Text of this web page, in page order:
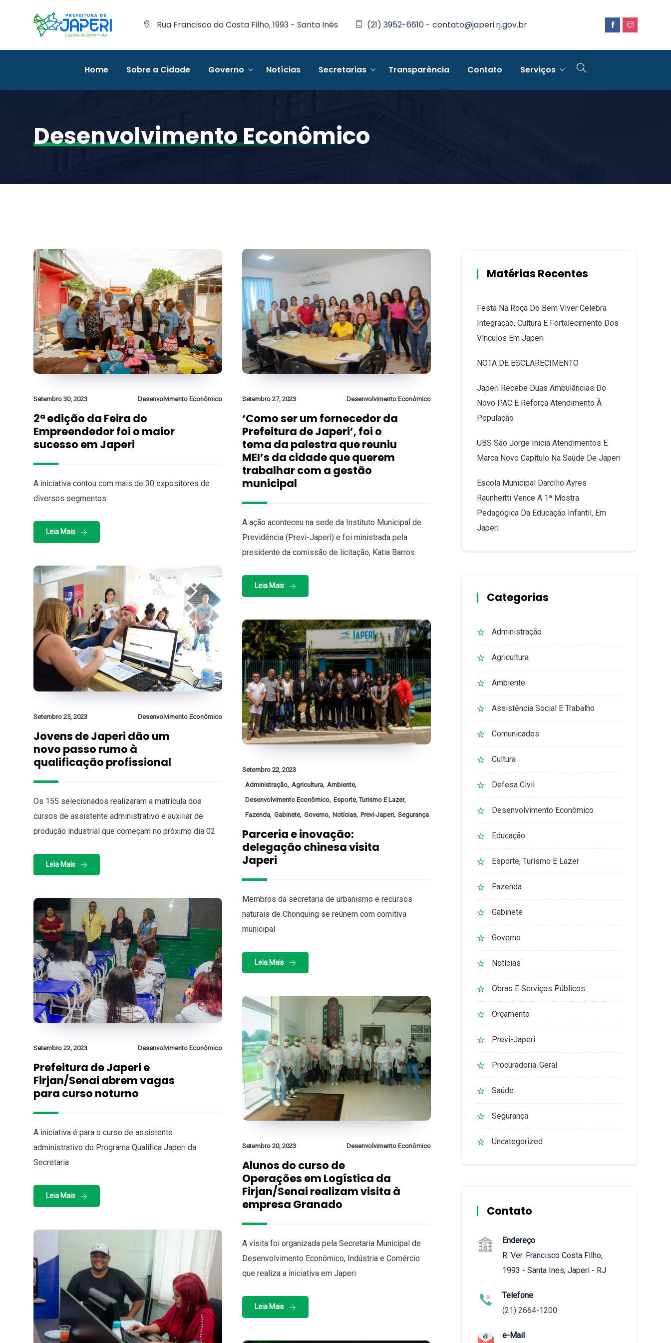
Rua Francisco da Costa Filho, 1993 - Santa Inês (21) 3952-6610 - contato@japeri.rj.gov.br
Home Sobre a Cidade Governo Notícias Secretarias Transparência Contato Serviços
Desenvolvimento Econômico
Setembro 30, 2023 Desenvolvimento Econômico
2ª edição da Feira do
Empreendedor foi o maior
sucesso em Japeri
A iniciativa contou com mais de 30 expositores de
diversos segmentos
Leia Mais
Setembro 27, 2023 Desenvolvimento Econômico
‘Como ser um fornecedor da
Prefeitura de Japeri’, foi o
tema da palestra que reuniu
MEI’s da cidade que querem
trabalhar com a gestão
municipal
A ação aconteceu na sede da Instituto Municipal de
Previdência (Previ-Japeri) e foi ministrada pela
presidente da comissão de licitação, Katia Barros
Leia Mais
Setembro 25, 2023 Desenvolvimento Econômico
Jovens de Japeri dão um
novo passo rumo à
qualificação profissional
Os 155 selecionados realizaram a matrícula dos
cursos de assistente administrativo e auxiliar de
produção industrial que começam no próximo dia 02
Leia Mais
Setembro 22, 2023
Administração, Agricultura, Ambiente,
Desenvolvimento Econômico, Esporte, Turismo E Lazer,
Fazenda, Gabinete, Governo, Notícias, Previ-Japeri, Segurança
Parceria e inovação:
delegação chinesa visita
Japeri
Membros da secretaria de urbanismo e recursos
naturais de Chonquing se reúnem com comitiva
municipal
Leia Mais
Setembro 22, 2023 Desenvolvimento Econômico
Prefeitura de Japeri e
Firjan/Senai abrem vagas
para curso noturno
A iniciativa é para o curso de assistente
administrativo do Programa Qualifica Japeri da
Secretaria
Leia Mais
Setembro 20, 2023 Desenvolvimento Econômico
Alunos do curso de
Operações em Logística da
Firjan/Senai realizam visita à
empresa Granado
A visita foi organizada pela Secretaria Municipal de
Desenvolvimento Econômico, Indústria e Comércio
que realiza a iniciativa em Japeri
Leia Mais
Matérias Recentes
Festa Na Roça Do Bem Viver Celebra
Integração, Cultura E Fortalecimento Dos
Vínculos Em Japeri
NOTA DE ESCLARECIMENTO
Japeri Recebe Duas Ambulâncias Do
Novo PAC E Reforça Atendimento À
População
UBS São Jorge Inicia Atendimentos E
Marca Novo Capítulo Na Saúde De Japeri
Escola Municipal Darcílio Ayres
Raunheitti Vence A 1ª Mostra
Pedagógica Da Educação Infantil, Em
Japeri
Categorias
Administração
Agricultura
Ambiente
Assistência Social E Trabalho
Comunicados
Cultura
Defesa Civil
Desenvolvimento Econômico
Educação
Esporte, Turismo E Lazer
Fazenda
Gabinete
Governo
Notícias
Obras E Serviços Públicos
Orçamento
Previ-Japeri
Procuradoria-Geral
Saúde
Segurança
Uncategorized
Contato
Endereço
R. Ver. Francisco Costa Filho,
1993 - Santa Ines, Japeri - RJ
Telefone
(21) 2664-1200
e-Mail